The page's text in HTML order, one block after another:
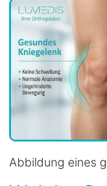
Abbildung eines